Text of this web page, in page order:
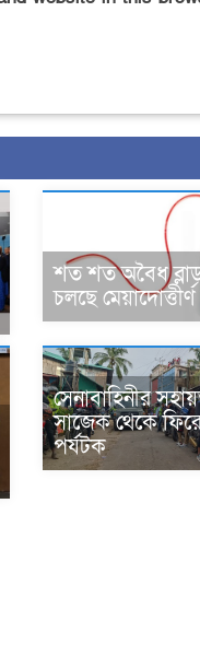
শত শত অবৈধ
চলছে
সেনাবাহিনীর
সাজেক থেকে
পর্যটক